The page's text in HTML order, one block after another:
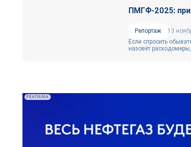
ПМГФ-2025:
Репортаж
13
Если спросить
назовёт
РЕКЛАМА